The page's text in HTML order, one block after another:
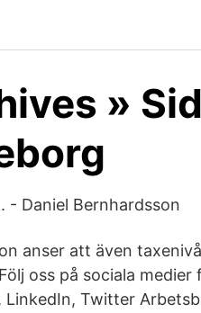
»
- Daniel Bernhardsson
anser att även
oss på sociala
Twitter